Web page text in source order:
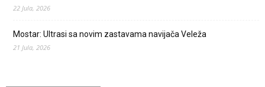
22 Jula, 2026
Mostar: Ultrasi sa novim zastavama navijača Veleža
21 Jula, 2026